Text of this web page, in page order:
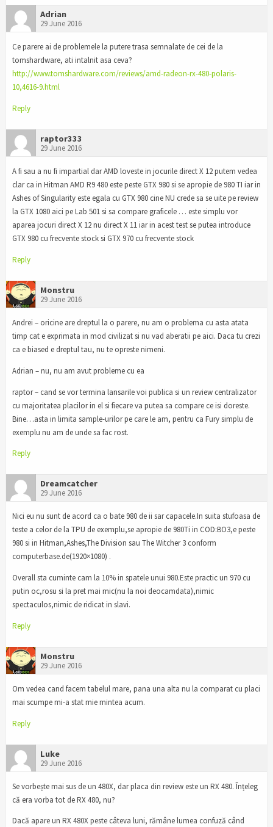
Adrian
29 June 2016
Ce parere ai de problemele la putere trasa semnalate de cei de la
tomshardware, ati intalnit asa ceva?
http://www.tomshardware.com/reviews/amd-radeon-rx-480-polaris-
10,4616-9.html
Reply
raptor333
29 June 2016
A fi sau a nu fi impartial dar AMD loveste in jocurile direct X 12 putem vedea
clar ca in Hitman AMD R9 480 este peste GTX 980 si se apropie de 980 TI iar in
Ashes of Singularity este egala cu GTX 980 cine NU crede sa se uite pe review
la GTX 1080 aici pe Lab 501 si sa compare graficele … este simplu vor
aparea jocuri direct X 12 nu direct X 11 iar in acest test se putea introduce
GTX 980 cu frecvente stock si GTX 970 cu frecvente stock
Reply
Monstru
29 June 2016
Andrei – oricine are dreptul la o parere, nu am o problema cu asta atata
timp cat e exprimata in mod civilizat si nu vad aberatii pe aici. Daca tu crezi
ca e biased e dreptul tau, nu te opreste nimeni.
Adrian – nu, nu am avut probleme cu ea
raptor – cand se vor termina lansarile voi publica si un review centralizator
cu majoritatea placilor in el si fiecare va putea sa compare ce isi doreste.
Bine…asta in limita sample-urilor pe care le am, pentru ca Fury simplu de
exemplu nu am de unde sa fac rost.
Reply
Dreamcatcher
29 June 2016
Nici eu nu sunt de acord ca o bate 980 de ii sar capacele.In suita stufoasa de
teste a celor de la TPU de exemplu,se apropie de 980Ti in COD:BO3,e peste
980 si in Hitman,Ashes,The Division sau The Witcher 3 conform
computerbase.de(1920×1080) .
Overall sta cuminte cam la 10% in spatele unui 980.Este practic un 970 cu
putin oc,rosu si la pret mai mic(nu la noi deocamdata),nimic
spectaculos,nimic de ridicat in slavi.
Reply
Monstru
29 June 2016
Om vedea cand facem tabelul mare, pana una alta nu la comparat cu placi
mai scumpe mi-a stat mie mintea acum.
Reply
Luke
29 June 2016
Se vorbește mai sus de un 480X, dar placa din review este un RX 480. Înțeleg
că era vorba tot de RX 480, nu?
Dacă apare un RX 480X peste câteva luni, rămâne lumea confuză când